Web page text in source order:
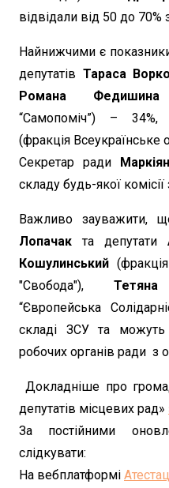
відвідали від 50 до 70%
Найнижчими є показники
депутатів Тараса Ворко
Романа Федишина
“Самопоміч”) – 34%,
(фракція Всеукраїнське
Секретар ради
складу будь-якої
Важливо зауважити,
Лопачак та депутати
Кошулинський
"Свобода"),
“Європейська
складі ЗСУ та можуть
робочих органів ради з
Докладніше про
депутатів місцевих рад»
За постійними
слідкувати:
На вебплатформі